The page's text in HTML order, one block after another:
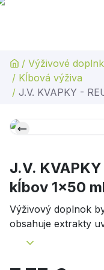
/ Výživové
/ Kĺbová výživa
/ J.V. KVAPKY -
J.V.
kĺbov 1x50
Výživový doplnok
obsahuje extrakty
(Baza čierna),
helenium (Oman